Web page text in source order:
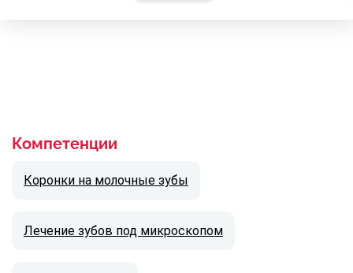
Компетенции
Коронки на молочные зубы
Лечение зубов под микроскопом